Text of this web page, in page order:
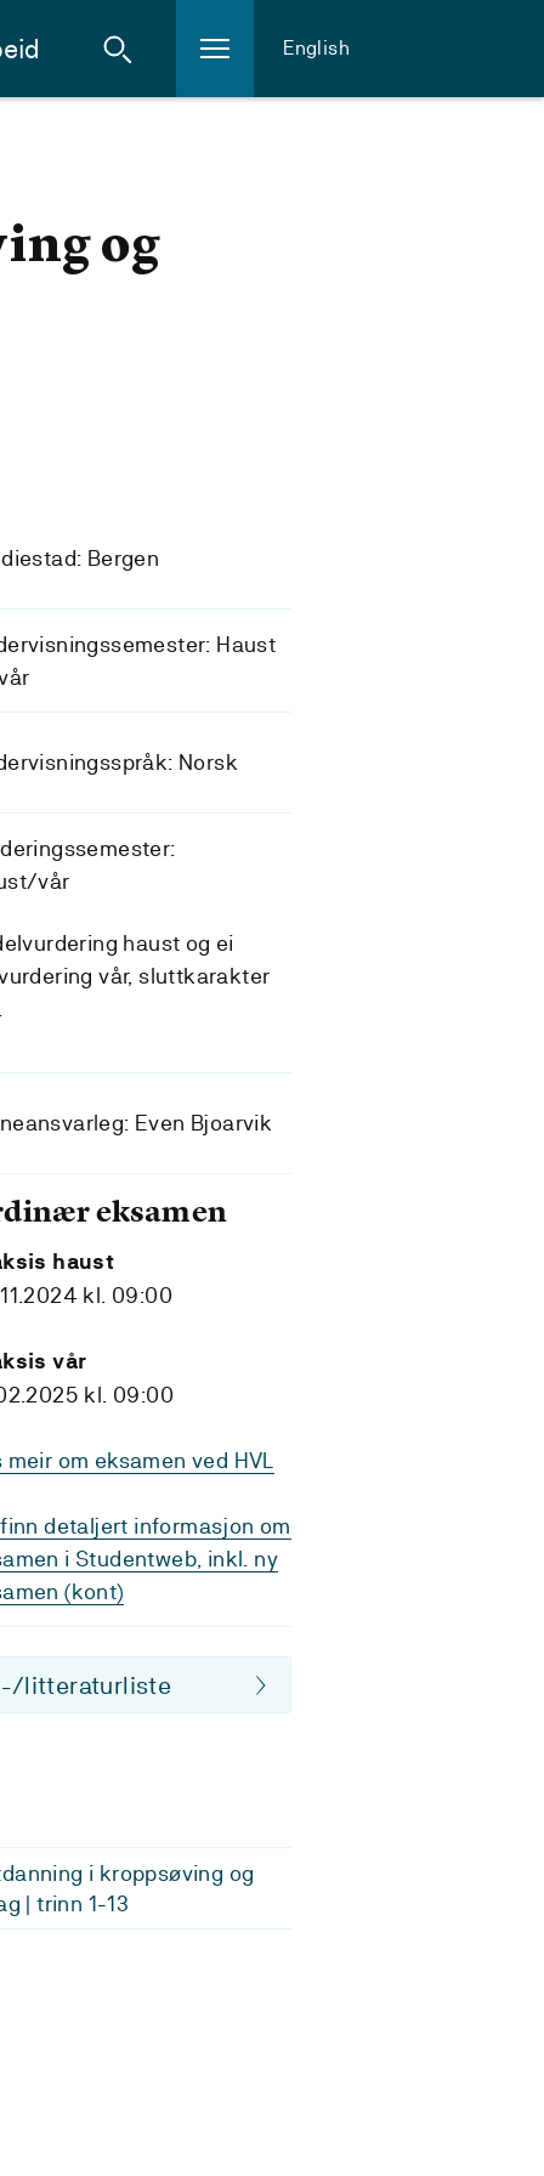
English
og
Bergen
Haust
Norsk
vår
haust og ei
vår, sluttkarakter
Even Bjoarvik
eksamen
haust
kl. 09:00
vår
kl. 09:00
meir om eksamen ved HVL
detaljert informasjon om
i Studentweb, inkl. ny
(kont)
litteraturliste
i kroppsøving og
| trinn 1-13